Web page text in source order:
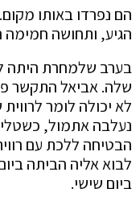
הם נפרדו באותו
הגיע, ותחושה
בערב שלמחרת היתה
שלה. אביאל התקשר
לא יכולה לומר
נעלבה אתמול,
הבטיחה ללכת עם
לבוא אליה הביתה
ביום שישי.